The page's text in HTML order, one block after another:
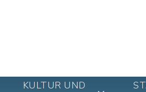
KULTUR UND